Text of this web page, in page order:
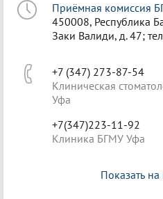
Приёмная комиссия
450008, Республика
Заки Валиди, д. 47;
+7 (347) 273-87-54
Клиническая
Уфа
+7(347)223-11-92
Клиника БГМУ Уфа
Показать на